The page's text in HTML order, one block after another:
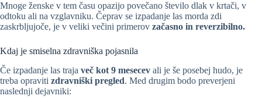
Mnoge ženske v tem času opazijo povečano število dlak v krtači, v
odtoku ali na vzglavniku. Čeprav se izpadanje las morda zdi
zaskrbljujoče, je v veliki večini primerov začasno in reverzibilno.
Kdaj je smiselna zdravniška pojasnila
Če izpadanje las traja več kot 9 mesecev ali je še posebej hudo, je
treba opraviti zdravniški pregled. Med drugim bodo preverjeni
naslednji dejavniki: